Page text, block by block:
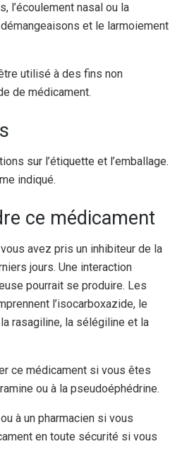
l’écoulement nasal ou la
et le larmoiement
utilisé à des fins non
de médicament.
sur l’étiquette et l’emballage.
indiqué.
ce médicament
avez pris un inhibiteur de la
jours. Une interaction
pourrait se produire. Les
l’isocarboxazide, le
rasagiline, la sélégiline et la
ce médicament si vous êtes
ou à la pseudoéphédrine.
à un pharmacien si vous
en toute sécurité si vous